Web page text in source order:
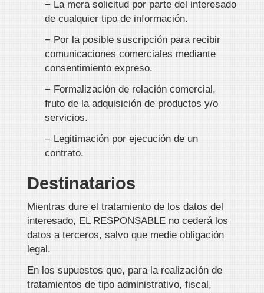
− La mera solicitud por parte del interesado
de cualquier tipo de información.
− Por la posible suscripción para recibir
comunicaciones comerciales mediante
consentimiento expreso.
− Formalización de relación comercial,
fruto de la adquisición de productos y/o
servicios.
− Legitimación por ejecución de un
contrato.
Destinatarios
Mientras dure el tratamiento de los datos del
interesado, EL RESPONSABLE no cederá los
datos a terceros, salvo que medie obligación
legal.
En los supuestos que, para la realización de
tratamientos de tipo administrativo, fiscal,